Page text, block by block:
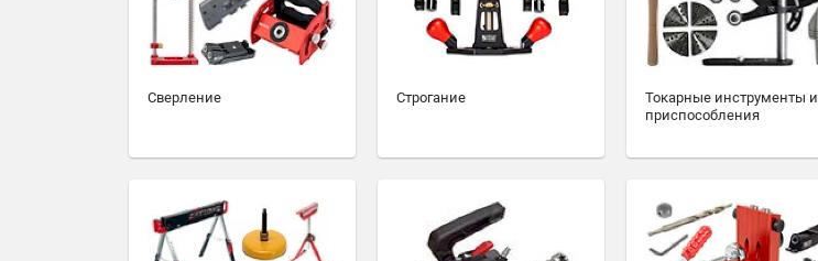
Сверление Строгание
Токарные инструменты и
приспособления